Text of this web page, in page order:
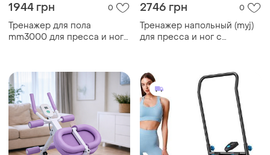
1944 грн 0
Тренажер для пола
mm3000 для пресса и ног
2746 грн 0
Тренажер напольный (myj)
для пресса и ног с